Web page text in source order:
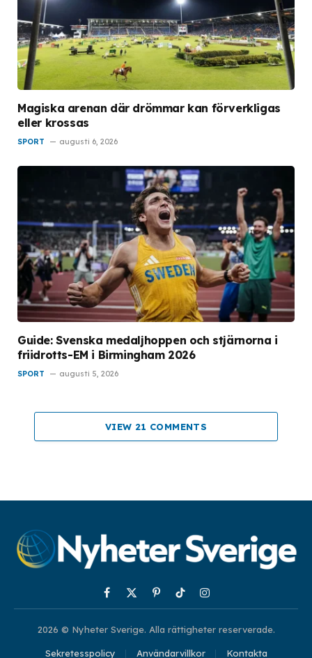
Magiska arenan där drömmar kan förverkligas
eller krossas
SPORT augusti 6, 2026
Guide: Svenska medaljhoppen och stjärnorna i
friidrotts-EM i Birmingham 2026
SPORT augusti 5, 2026
VIEW 21 COMMENTS
Facebook
X
(Twitter)
PinterestTikTokInstagram
2026 © Nyheter Sverige. Alla rättigheter reserverade.
Sekretesspolicy Användarvillkor Kontakta